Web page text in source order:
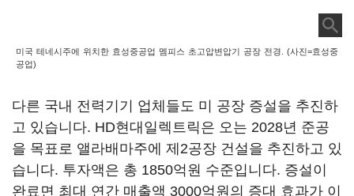
미국 테네시주에 위치한 효성중공업 멤피스 초고압변압기 공장 전경. (사진=효성중
공업)
다른 국내 전력기기 업체들도 미 공장 증설을 추진하
고 있습니다. HD현대일렉트릭은 오는 2028년 준공
을 목표로 앨라배마주에 제2공장 건설을 추진하고 있
습니다. 투자액은 총 1850억원 수준입니다. 증설이
완료면 최대 연간 매출액 3000억원의 증대 효과가 이